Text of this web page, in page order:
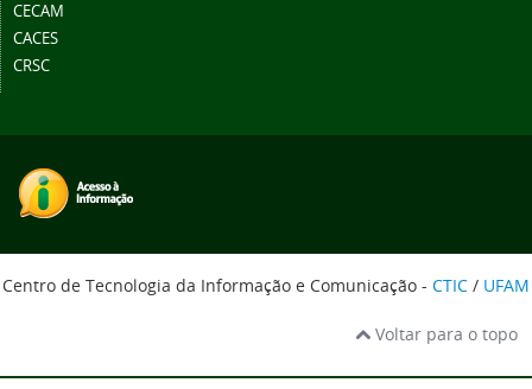
CECAM
CACES
CRSC
Centro de Tecnologia da Informação e Comunicação - CTIC / UFAM
Voltar para o topo